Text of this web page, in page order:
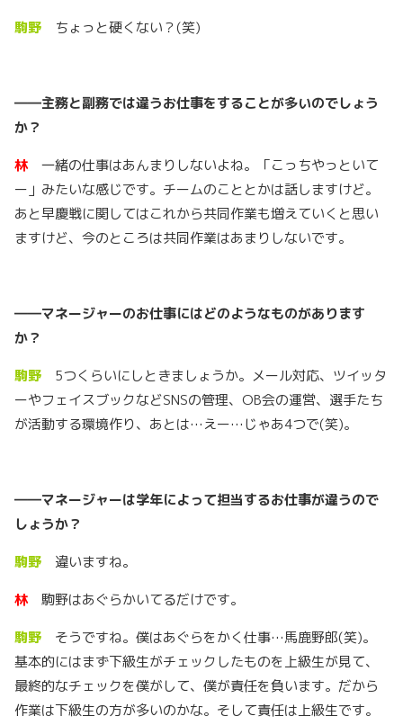
駒野 ちょっと硬くない？(笑)
――主務と副務では違うお仕事をすることが多いのでしょう
か？
林 一緒の仕事はあんまりしないよね。「こっちやっといて
ー」みたいな感じです。チームのこととかは話しますけど。
あと早慶戦に関してはこれから共同作業も増えていくと思い
ますけど、今のところは共同作業はあまりしないです。
――マネージャーのお仕事にはどのようなものがあります
か？
駒野 5つくらいにしときましょうか。メール対応、ツイッタ
ーやフェイスブックなどSNSの管理、OB会の運営、選手たち
が活動する環境作り、あとは…えー…じゃあ4つで(笑)。
――マネージャーは学年によって担当するお仕事が違うので
しょうか？
駒野 違いますね。
林 駒野はあぐらかいてるだけです。
駒野 そうですね。僕はあぐらをかく仕事…馬鹿野郎(笑)。
基本的にはまず下級生がチェックしたものを上級生が見て、
最終的なチェックを僕がして、僕が責任を負います。だから
作業は下級生の方が多いのかな。そして責任は上級生です。